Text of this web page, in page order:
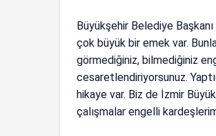
Büyükşehir Belediye
çok büyük bir emek var.
görmediğiniz, bilmediğiniz
cesaretlendiriyorsunuz.
hikaye var. Biz de İzmir
çalışmalar engelli